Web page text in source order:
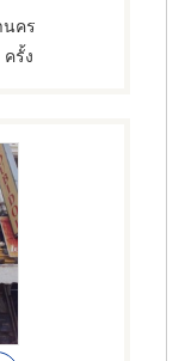
นคร
ครั้ง